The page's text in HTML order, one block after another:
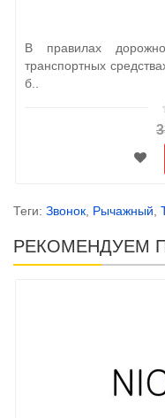
В правилах
транспортных
б..
Теги: Звонок, Рычажный,
РЕКОМЕНДУЕМ